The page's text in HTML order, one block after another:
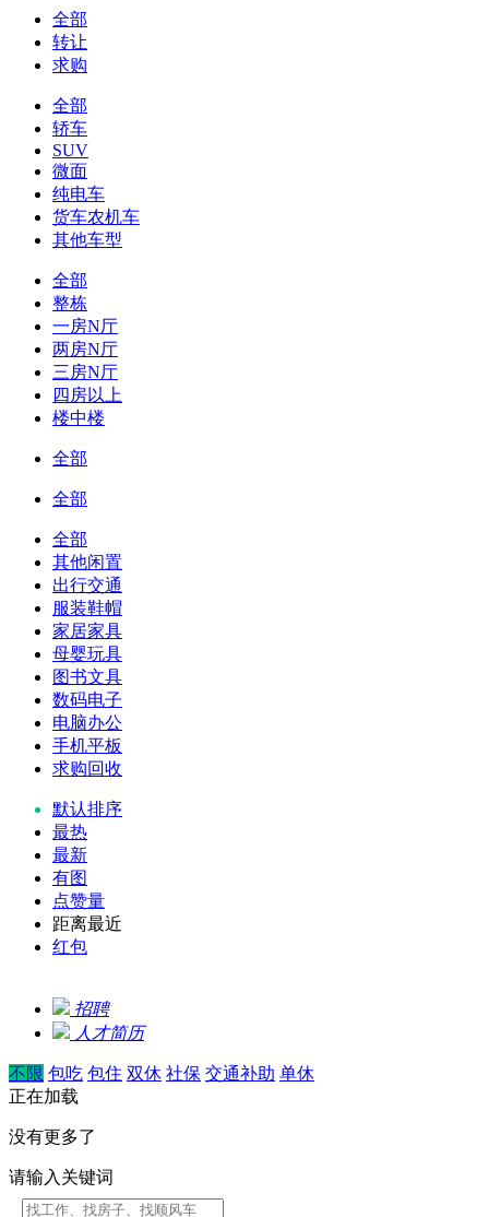
全部
转让
求购
全部
轿车
SUV
微面
纯电车
货车农机车
其他车型
全部
整栋
一房N厅
两房N厅
三房N厅
四房以上
楼中楼
全部
全部
全部
其他闲置
出行交通
服装鞋帽
家居家具
母婴玩具
图书文具
数码电子
电脑办公
手机平板
求购回收
默认排序
最热
最新
有图
点赞量
距离最近
红包
招聘
人才简历
不限 包吃 包住 双休 社保 交通补助 单休
正在加载
没有更多了
请输入关键词